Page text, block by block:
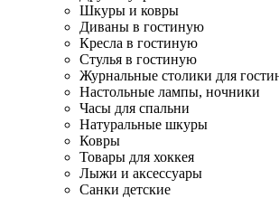
Шкуры и ковры
Диваны в гостиную
Кресла в гостиную
Стулья в гостиную
Журнальные столики для
Настольные лампы, ночники
Часы для спальни
Натуральные шкуры
Ковры
Товары для хоккея
Лыжи и аксессуары
Санки детские